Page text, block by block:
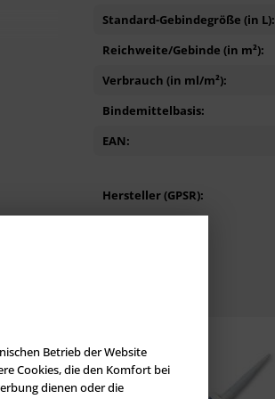
Standard-Gebindegröße (in L):
Reichweite/Gebinde (in m²):
Verbrauch (in ml/m²):
Bindemittelbasis:
EAN:
Hersteller (GPSR):
Betrieb der Website
Cookies, die den Komfort bei
dienen oder die